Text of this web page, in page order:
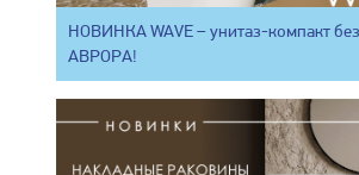
НОВИНКА WAVE – унитаз-компакт
АВРОРА!